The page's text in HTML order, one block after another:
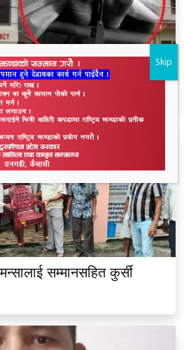
मृत्यु प्रकरण: २२ लाखमा
सम्मानसहित कुर्सी
Skip